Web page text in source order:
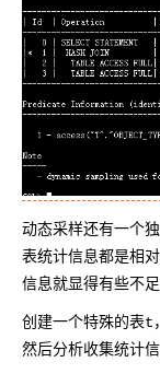
SQL> insert
  2
select
41 rows
SQL> commit;
Commit
SQL> select
  2
from
Execution
Plan hash
| Id  |
动态采样还有一个
表统计信息都是相
信息就显得有些不
创建一个特殊的表
然后分析收集统计